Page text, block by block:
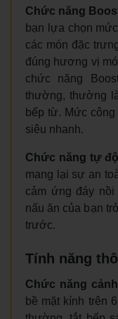
Chức năng
bạn lựa chọn
các món đặc
đúng hương vị
chức năng
thường, thường
bếp từ. Mức
siêu nhanh.
Chức năng tự
mang lại sự an
cảm ứng đáy
nấu ăn của bạn
trước.
Tính năng
Chức năng
bề mặt kính trên